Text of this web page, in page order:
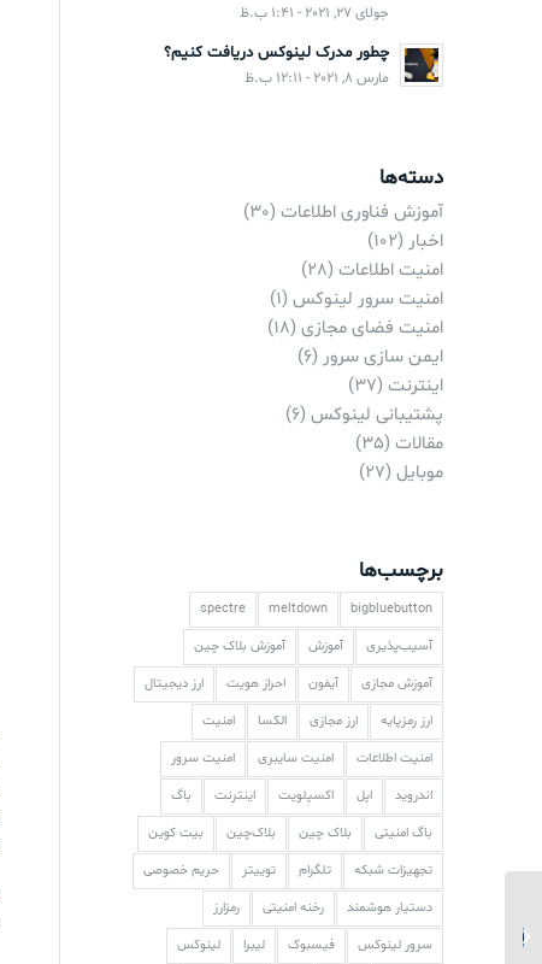
جولای 27, 2021 - 1:41 ب.ظ
چطور مدرک لینوکس دریافت کنیم؟
مارس 8, 2021 - 12:11 ب.ظ
دسته‌ها
آموزش فناوری اطلاعات (30)
اخبار (102)
امنیت اطلاعات (28)
امنیت سرور لینوکس (1)
امنیت فضای مجازی (18)
ایمن سازی سرور (6)
اینترنت (37)
پشتیبانی لینوکس (6)
مقالات (35)
موبایل (27)
برچسب‌ها
bigbluebutton
meltdown
spectre
آسیب‌پذیری آموزش آموزش بلاک چین
آموزش مجازی آیفون احراز هویت ارز دیجیتال
ارز رمزپایه ارز مجازی الکسا امنیت
امنیت اطلاعات امنیت سایبری امنیت سرور
اندروید اپل اکسپلویت اینترنت باگ
باگ امنیتی بلاک چین بلاک‌چین بیت کوین
تجهیزات شبکه تلگرام توییتر حریم خصوصی
دستیار هوشمند رخنه امنیتی رمزارز
سرور لینوکس فیسبوک لیبرا لینوکس
پوشش زنده کنفرانس اپل
در یوتیوب